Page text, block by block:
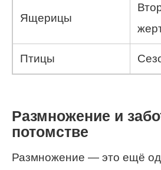
Ящерицы
Птицы
Размножение и
потомстве
Размножение — это ещё